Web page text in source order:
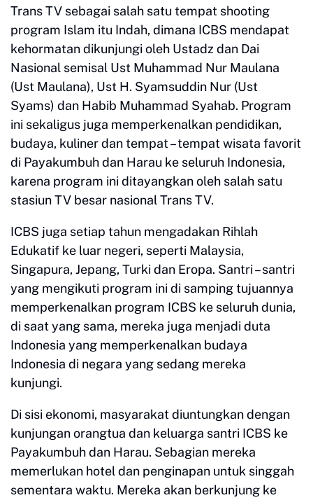
Trans TV sebagai salah satu tempat shooting
program Islam itu Indah, dimana ICBS mendapat
kehormatan dikunjungi oleh Ustadz dan Dai
Nasional semisal Ust Muhammad Nur Maulana
(Ust Maulana), Ust H. Syamsuddin Nur (Ust
Syams) dan Habib Muhammad Syahab. Program
ini sekaligus juga memperkenalkan pendidikan,
budaya, kuliner dan tempat – tempat wisata favorit
di Payakumbuh dan Harau ke seluruh Indonesia,
karena program ini ditayangkan oleh salah satu
stasiun TV besar nasional Trans TV.
ICBS juga setiap tahun mengadakan Rihlah
Edukatif ke luar negeri, seperti Malaysia,
Singapura, Jepang, Turki dan Eropa. Santri – santri
yang mengikuti program ini di samping tujuannya
memperkenalkan program ICBS ke seluruh dunia,
di saat yang sama, mereka juga menjadi duta
Indonesia yang memperkenalkan budaya
Indonesia di negara yang sedang mereka
kunjungi.
Di sisi ekonomi, masyarakat diuntungkan dengan
kunjungan orangtua dan keluarga santri ICBS ke
Payakumbuh dan Harau. Sebagian mereka
memerlukan hotel dan penginapan untuk singgah
sementara waktu. Mereka akan berkunjung ke